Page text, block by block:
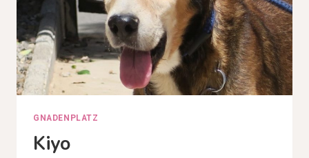
GNADENPLATZ
Kiyo